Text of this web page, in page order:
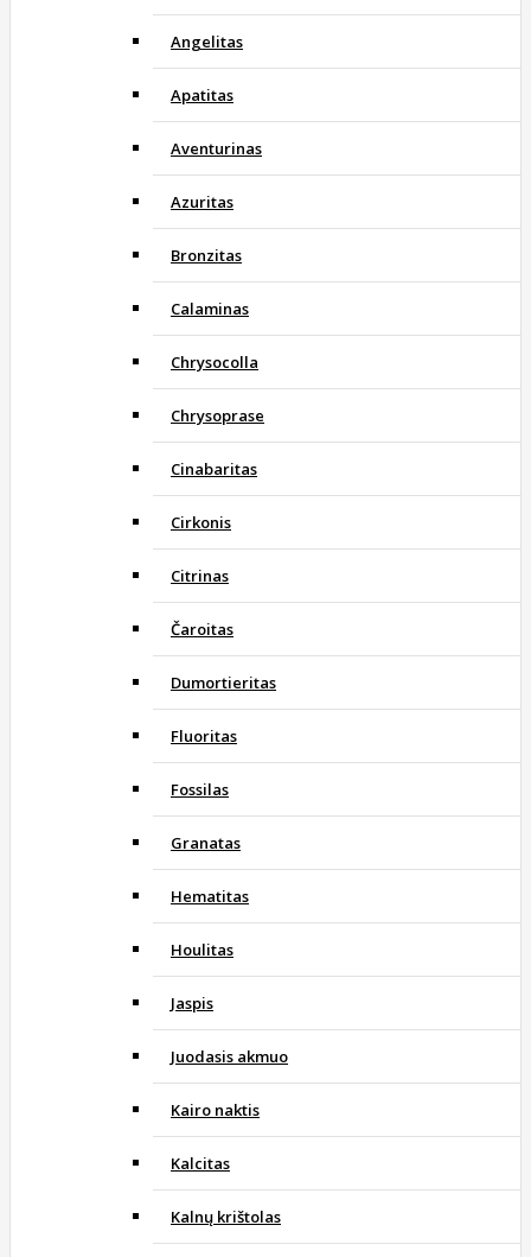
Angelitas
Apatitas
Aventurinas
Azuritas
Bronzitas
Calaminas
Chrysocolla
Chrysoprase
Cinabaritas
Cirkonis
Citrinas
Čaroitas
Dumortieritas
Fluoritas
Fossilas
Granatas
Hematitas
Houlitas
Jaspis
Juodasis akmuo
Kairo naktis
Kalcitas
Kalnų krištolas